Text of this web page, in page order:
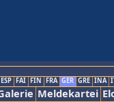
ESP FAI FIN FRA GER GRE INA
Meldekartei